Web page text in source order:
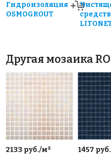
Гидроизоляция
OSMOGROUT
Другая мозаика
2133 руб./м²
1457